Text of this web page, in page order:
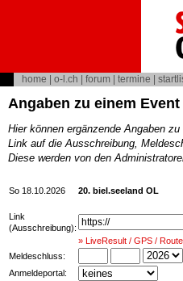
home o-l.ch forum termine
Angaben zu einem
Hier können ergänzende Angaben
Link auf die Ausschreibung,
Diese werden von den
So 18.10.2026 20. biel.seeland OL
Link
(Ausschreibung):
» LiveResult / GPS /
Meldeschluss:
Anmeldeportal: